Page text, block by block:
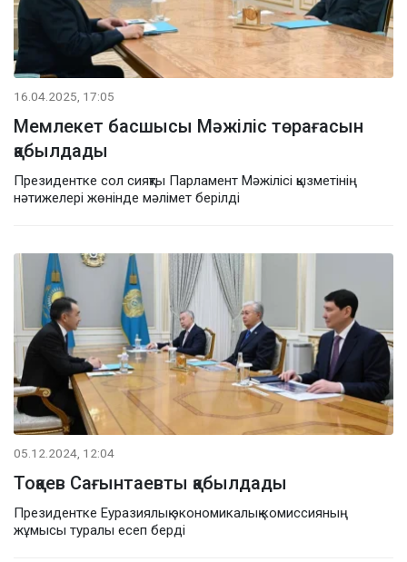
16.04.2025, 17:05
Мемлекет басшысы Мәжіліс төрағасын
қабылдады
Президентке сол сияқты Парламент Мәжілісі қызметінің
нәтижелері жөнінде мәлімет берілді
05.12.2024, 12:04
Тоқаев Сағынтаевты қабылдады
Президентке Еуразиялық экономикалық комиссияның
жұмысы туралы есеп берді